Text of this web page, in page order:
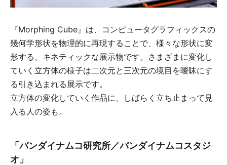
『Morphing Cube』は、コンピュータグラフィックスの
幾何学形状を物理的に再現することで、様々な形状に変
形する、キネティックな展示物です。さまざまに変化し
ていく立方体の様子は二次元と三次元の境目を曖昧にす
る引き込まれる展示です。
立方体の変化していく作品に、しばらく立ち止まって見
入る人の姿も。
「バンダイナムコ研究所／バンダイナムコスタジ
オ」